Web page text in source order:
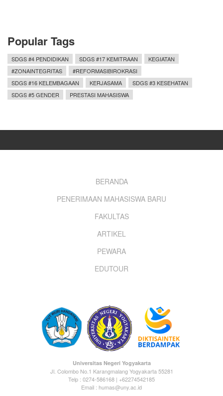
Popular Tags
SDGS #4 PENDIDIKAN SDGS #17 KEMITRAAN
KEGIATAN
#ZONAINTEGRITAS
#REFORMASIBIROKRASI
SDGS #16 KELEMBAGAAN
KERJASAMA
SDGS #3 KESEHATAN
SDGS #5 GENDER
PRESTASI MAHASISWA
BERANDA
PENERIMAAN MAHASISWA BARU
FAKULTAS
ARTIKEL
PEWARA
EDUTOUR
Universitas Negeri Yogyakarta
Jl. Colombo No.1 Karangmalang Yogyakarta 55281
Telp : 0274-586168 | +62274542185
Email : humas@uny.ac.id